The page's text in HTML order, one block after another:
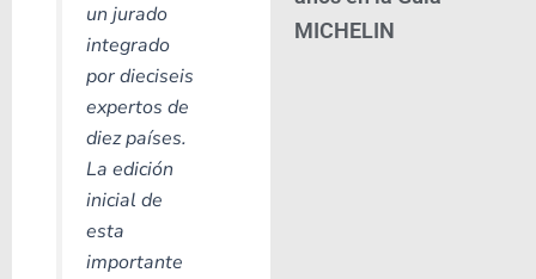
un jurado
integrado
por dieciseis
expertos de
diez países.
La edición
inicial de
esta
importante
MICHELIN